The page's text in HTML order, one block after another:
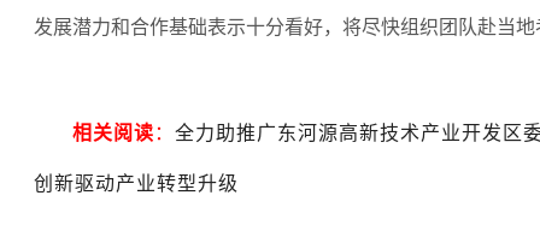
发展潜力和合作基础表示十分看好，将尽快组织团队赴当
相关阅读 ： 全力助推广东河源高新技术产业开发区
创新驱动产业转型升级